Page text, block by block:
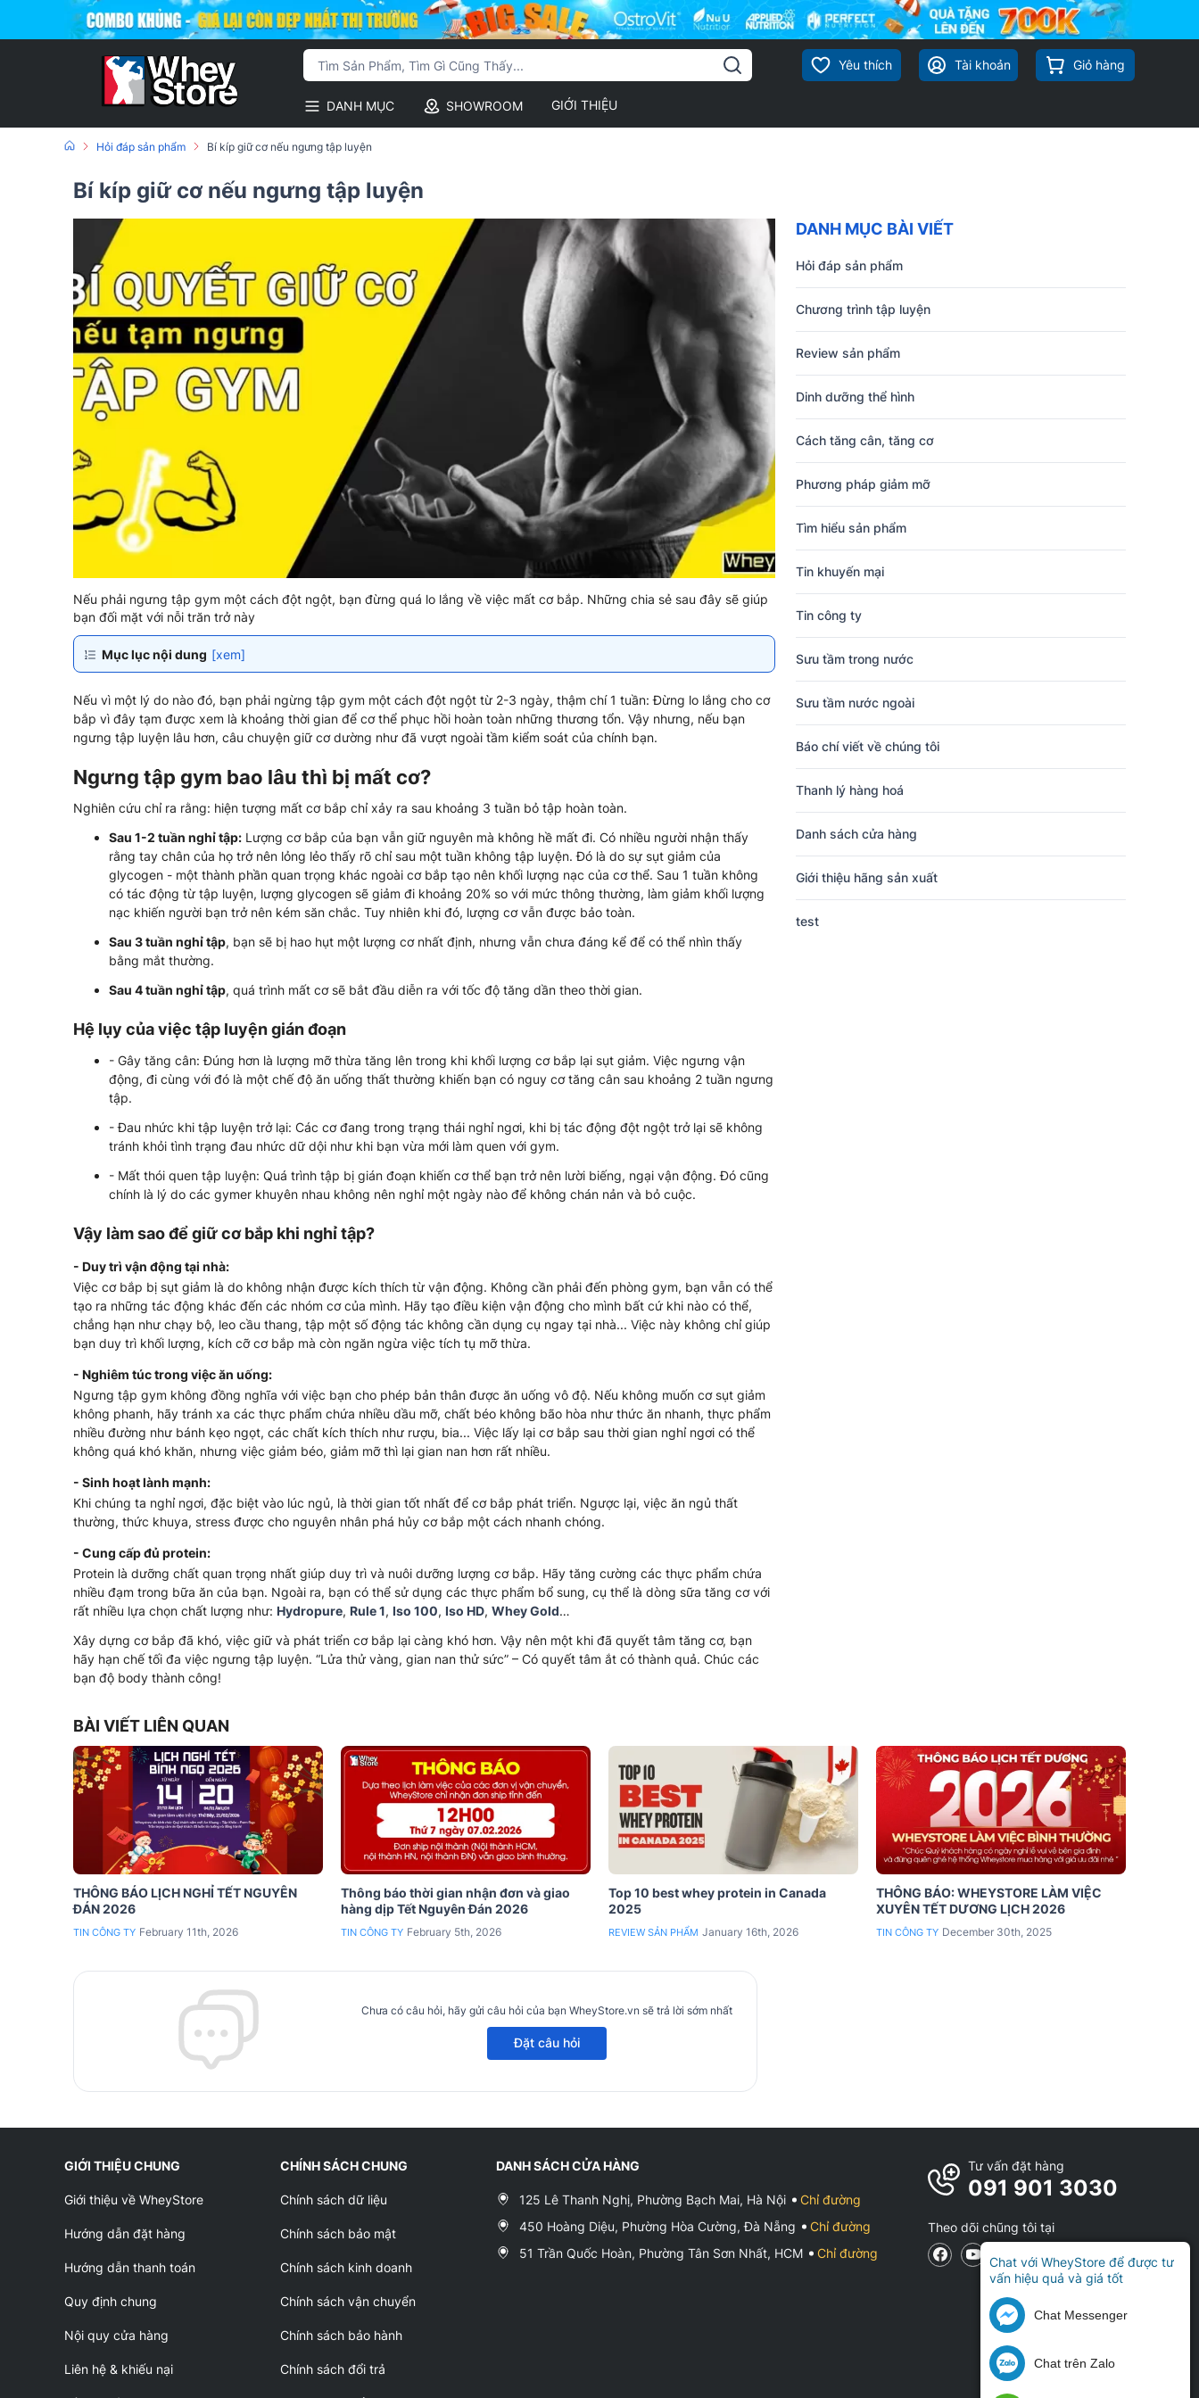
Yêu thích Tài khoản Giỏ hàng
DANH MỤC SHOWROOM GIỚI THIỆU
Hỏi đáp sản phẩm Bí kíp giữ cơ nếu ngưng tập luyện
Bí kíp giữ cơ nếu ngưng tập luyện
Nếu phải ngưng tập gym một cách đột ngột, bạn đừng quá lo lắng về việc mất cơ bắp. Những chia sẻ sau đây sẽ giúp
bạn đối mặt với nỗi trăn trở này
Mục lục nội dung [xem]
Nếu vì một lý do nào đó, bạn phải ngừng tập gym một cách đột ngột từ 2-3 ngày, thậm chí 1 tuần: Đừng lo lắng cho cơ
bắp vì đây tạm được xem là khoảng thời gian để cơ thể phục hồi hoàn toàn những thương tổn. Vậy nhưng, nếu bạn
ngưng tập luyện lâu hơn, câu chuyện giữ cơ dường như đã vượt ngoài tầm kiểm soát của chính bạn.
Ngưng tập gym bao lâu thì bị mất cơ?
Nghiên cứu chỉ ra rằng: hiện tượng mất cơ bắp chỉ xảy ra sau khoảng 3 tuần bỏ tập hoàn toàn.
Sau 1-2 tuần nghỉ tập: Lượng cơ bắp của bạn vẫn giữ nguyên mà không hề mất đi. Có nhiều người nhận thấy
rằng tay chân của họ trở nên lỏng lẻo thấy rõ chỉ sau một tuần không tập luyện. Đó là do sự sụt giảm của
glycogen - một thành phần quan trọng khác ngoài cơ bắp tạo nên khối lượng nạc của cơ thể. Sau 1 tuần không
có tác động từ tập luyện, lượng glycogen sẽ giảm đi khoảng 20% so với mức thông thường, làm giảm khối lượng
nạc khiến người bạn trở nên kém săn chắc. Tuy nhiên khi đó, lượng cơ vẫn được bảo toàn.
Sau 3 tuần nghỉ tập, bạn sẽ bị hao hụt một lượng cơ nhất định, nhưng vẫn chưa đáng kể để có thể nhìn thấy
bằng mắt thường.
Sau 4 tuần nghỉ tập, quá trình mất cơ sẽ bắt đầu diễn ra với tốc độ tăng dần theo thời gian.
Hệ lụy của việc tập luyện gián đoạn
- Gây tăng cân: Đúng hơn là lượng mỡ thừa tăng lên trong khi khối lượng cơ bắp lại sụt giảm. Việc ngưng vận
động, đi cùng với đó là một chế độ ăn uống thất thường khiến bạn có nguy cơ tăng cân sau khoảng 2 tuần ngưng
tập.
- Đau nhức khi tập luyện trở lại: Các cơ đang trong trạng thái nghỉ ngơi, khi bị tác động đột ngột trở lại sẽ không
tránh khỏi tình trạng đau nhức dữ dội như khi bạn vừa mới làm quen với gym.
- Mất thói quen tập luyện: Quá trình tập bị gián đoạn khiến cơ thể bạn trở nên lười biếng, ngại vận động. Đó cũng
chính là lý do các gymer khuyên nhau không nên nghỉ một ngày nào để không chán nản và bỏ cuộc.
Vậy làm sao để giữ cơ bắp khi nghỉ tập?
- Duy trì vận động tại nhà:
Việc cơ bắp bị sụt giảm là do không nhận được kích thích từ vận động. Không cần phải đến phòng gym, bạn vẫn có thể
tạo ra những tác động khác đến các nhóm cơ của mình. Hãy tạo điều kiện vận động cho mình bất cứ khi nào có thể,
chẳng hạn như chạy bộ, leo cầu thang, tập một số động tác không cần dụng cụ ngay tại nhà... Việc này không chỉ giúp
bạn duy trì khối lượng, kích cỡ cơ bắp mà còn ngăn ngừa việc tích tụ mỡ thừa.
- Nghiêm túc trong việc ăn uống:
Ngưng tập gym không đồng nghĩa với việc bạn cho phép bản thân được ăn uống vô độ. Nếu không muốn cơ sụt giảm
không phanh, hãy tránh xa các thực phẩm chứa nhiều dầu mỡ, chất béo không bão hòa như thức ăn nhanh, thực phẩm
nhiều đường như bánh kẹo ngọt, các chất kích thích như rượu, bia... Việc lấy lại cơ bắp sau thời gian nghỉ ngơi có thể
không quá khó khăn, nhưng việc giảm béo, giảm mỡ thì lại gian nan hơn rất nhiều.
- Sinh hoạt lành mạnh:
Khi chúng ta nghỉ ngơi, đặc biệt vào lúc ngủ, là thời gian tốt nhất để cơ bắp phát triển. Ngược lại, việc ăn ngủ thất
thường, thức khuya, stress được cho nguyên nhân phá hủy cơ bắp một cách nhanh chóng.
- Cung cấp đủ protein:
Protein là dưỡng chất quan trọng nhất giúp duy trì và nuôi dưỡng lượng cơ bắp. Hãy tăng cường các thực phẩm chứa
nhiều đạm trong bữa ăn của bạn. Ngoài ra, bạn có thể sử dụng các thực phẩm bổ sung, cụ thể là dòng sữa tăng cơ với
rất nhiều lựa chọn chất lượng như: Hydropure, Rule 1, Iso 100, Iso HD, Whey Gold…
Xây dựng cơ bắp đã khó, việc giữ và phát triển cơ bắp lại càng khó hơn. Vậy nên một khi đã quyết tâm tăng cơ, bạn
hãy hạn chế tối đa việc ngưng tập luyện. “Lửa thử vàng, gian nan thử sức” – Có quyết tâm ắt có thành quả. Chúc các
bạn độ body thành công!
DANH MỤC BÀI VIẾT
Hỏi đáp sản phẩm
Chương trình tập luyện
Review sản phẩm
Dinh dưỡng thể hình
Cách tăng cân, tăng cơ
Phương pháp giảm mỡ
Tìm hiểu sản phẩm
Tin khuyến mại
Tin công ty
Sưu tầm trong nước
Sưu tầm nước ngoài
Báo chí viết về chúng tôi
Thanh lý hàng hoá
Danh sách cửa hàng
Giới thiệu hãng sản xuất
test
BÀI VIẾT LIÊN QUAN
THÔNG BÁO LỊCH NGHỈ TẾT NGUYÊN
ĐÁN 2026
TIN CÔNG TY February 11th, 2026
Thông báo thời gian nhận đơn và giao
hàng dịp Tết Nguyên Đán 2026
TIN CÔNG TY February 5th, 2026
Top 10 best whey protein in Canada
2025
REVIEW SẢN PHẨM January 16th, 2026
THÔNG BÁO: WHEYSTORE LÀM VIỆC
XUYÊN TẾT DƯƠNG LỊCH 2026
TIN CÔNG TY December 30th, 2025
Chưa có câu hỏi, hãy gửi câu hỏi của bạn WheyStore.vn sẽ trả lời sớm nhất
Đặt câu hỏi
GIỚI THIỆU CHUNG
Giới thiệu về WheyStore
Hướng dẫn đặt hàng
Hướng dẫn thanh toán
Quy định chung
Nội quy cửa hàng
Liên hệ & khiếu nại
CHÍNH SÁCH CHUNG
Chính sách dữ liệu
Chính sách bảo mật
Chính sách kinh doanh
Chính sách vận chuyển
Chính sách bảo hành
Chính sách đổi trả
DANH SÁCH CỬA HÀNG
125 Lê Thanh Nghị, Phường Bạch Mai, Hà Nội
Chỉ đường
450 Hoàng Diệu, Phường Hòa Cường, Đà Nẵng
Chỉ đường
51 Trần Quốc Hoàn, Phường Tân Sơn Nhất, HCM
Chỉ đường
Tư vấn đặt hàng
091 901 3030
Theo dõi chũng tôi tại
Chat với WheyStore để được tư
vấn hiệu quả và giá tốt
Chat Messenger
Chat trên Zalo